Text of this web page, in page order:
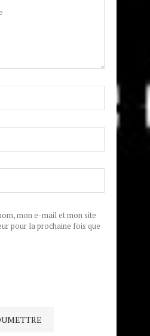
mon e-mail et mon site
pour la prochaine fois que